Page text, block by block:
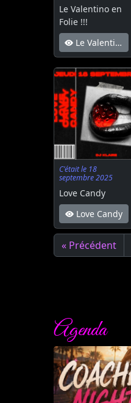
Le Valentino en
Folie !!!
Le Valentino en Folie !!!
C'était le 18
septembre 2025
Love Candy
Love Candy
« Précédent
Agenda